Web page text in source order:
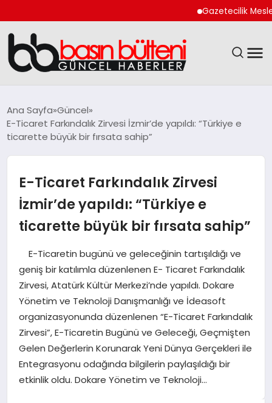
Gazetecilik Meslek
GÜNCEL
MAGAZIN
SAĞLIK
SPOR
TEKNOLOJI
YAŞAM
GÜNDEM
Ana Sayfa Güncel
E-Ticaret Farkındalık Zirvesi İzmir’de yapıldı: “Türkiye e
ticarette büyük bir fırsata sahip”
E-Ticaret Farkındalık Zirvesi
İzmir’de yapıldı: “Türkiye e
ticarette büyük bir fırsata sahip”
E-Ticaretin bugünü ve geleceğinin tartışıldığı ve
geniş bir katılımla düzenlenen E- Ticaret Farkındalık
Zirvesi, Atatürk Kültür Merkezi’nde yapıldı. Dokare
Yönetim ve Teknoloji Danışmanlığı ve İdeasoft
organizasyonunda düzenlenen “E-Ticaret Farkındalık
Zirvesi”, E-Ticaretin Bugünü ve Geleceği, Geçmişten
Gelen Değerlerin Korunarak Yeni Dünya Gerçekleri ile
Entegrasyonu odağında bilgilerin paylaşıldığı bir
etkinlik oldu. Dokare Yönetim ve Teknoloji…